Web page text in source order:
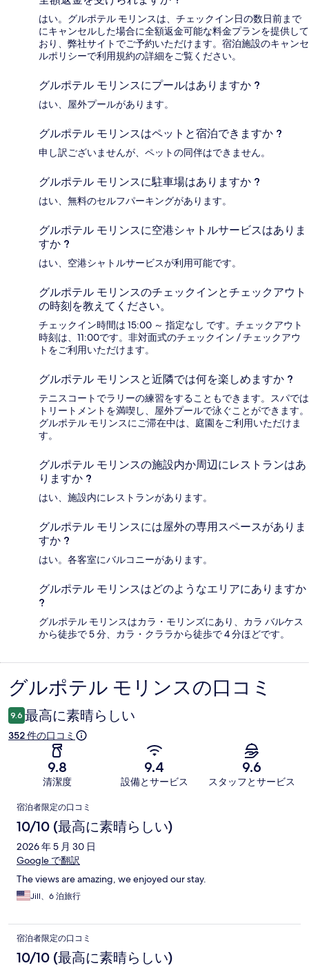
はい。グルポテル モリンスは、チェックイン日の数日前まで
にキャンセルした場合に全額返金可能な料金プランを提供して
おり、弊社サイトでご予約いただけます。宿泊施設のキャンセ
ルポリシーで利用規約の詳細をご覧ください。
グルポテル モリンスにプールはありますか ?
はい、屋外プールがあります。
グルポテル モリンスはペットと宿泊できますか ?
申し訳ございませんが、ペットの同伴はできません。
グルポテル モリンスに駐車場はありますか ?
はい、無料のセルフパーキングがあります。
グルポテル モリンスに空港シャトルサービスはありま
すか ?
はい、空港シャトルサービスが利用可能です。
グルポテル モリンスのチェックインとチェックアウト
の時刻を教えてください。
チェックイン時間は 15:00 ～ 指定なし です。チェックアウト
時刻は、11:00です。非対面式のチェックイン / チェックアウ
トをご利用いただけます。
グルポテル モリンスと近隣では何を楽しめますか ?
テニスコートでラリーの練習をすることもできます。スパでは
トリートメントを満喫し、屋外プールで泳ぐことができます。
グルポテル モリンスにご滞在中は、庭園をご利用いただけま
す。
グルポテル モリンスの施設内か周辺にレストランはあ
りますか ?
はい、施設内にレストランがあります。
グルポテル モリンスには屋外の専用スペースがありま
すか ?
はい。各客室にバルコニーがあります。
グルポテル モリンスはどのようなエリアにありますか
?
グルポテル モリンスはカラ・モリンズにあり、カラ バルケス
から徒歩で 5 分、カラ・クララから徒歩で 4 分ほどです。
口
コ
ミ
グルポテル モリンスの口コミ
9.6 最高に素晴らしい
352 件の口コミ
9.8
清潔度
9.4
設備とサービス
9.6
スタッフとサービス
口
コ
ミ
宿泊者限定の口コミ
10/10 (最高に素晴らしい)
2026 年 5 月 30 日
Google で翻訳
The views are amazing, we enjoyed our stay.
Jill、6 泊旅行
宿泊者限定の口コミ
10/10 (最高に素晴らしい)